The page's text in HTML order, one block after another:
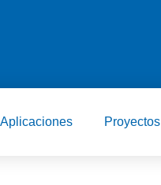
Aplicaciones Proyectos